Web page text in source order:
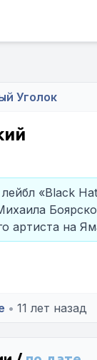
Уголок
«Black
артиста на
• 11 лет назад